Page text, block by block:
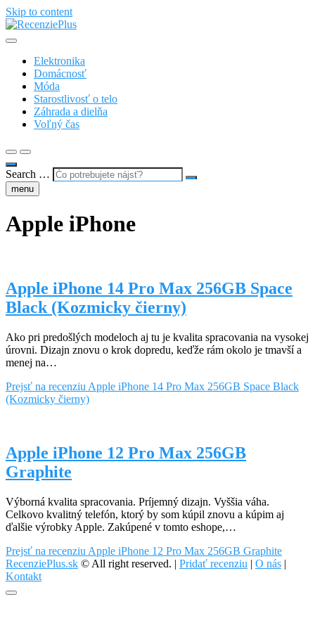
Skip to content
RecenziePlus.sk
Recenzie a testy nezávisle od spotrebiteľov
Elektronika
Domácnosť
Móda
Starostlivosť o telo
Záhrada a dielňa
Voľný čas
Search …
menu
Apple iPhone
Apple iPhone 14 Pro Max 256GB Space
Black (Kozmicky čierny)
Ako pri predošlých modeloch aj tu je kvalita spracovania na vysokej
úrovni. Dizajn znovu o krok dopredu, keďže rám okolo je tmavší a
menej na…
Prejsť na recenziu Apple iPhone 14 Pro Max 256GB Space Black
(Kozmicky čierny)
Apple iPhone 12 Pro Max 256GB
Graphite
Výborná kvalita spracovania. Príjemný dizajn. Vyššia váha.
Celkovo kvalitný telefón, ktorý by som kúpil znovu a kúpim aj
ďalšie výrobky Apple. Zakúpené v tomto eshope,…
Prejsť na recenziu Apple iPhone 12 Pro Max 256GB Graphite
RecenziePlus.sk © All right reserved. | Pridať recenziu | O nás |
Kontakt